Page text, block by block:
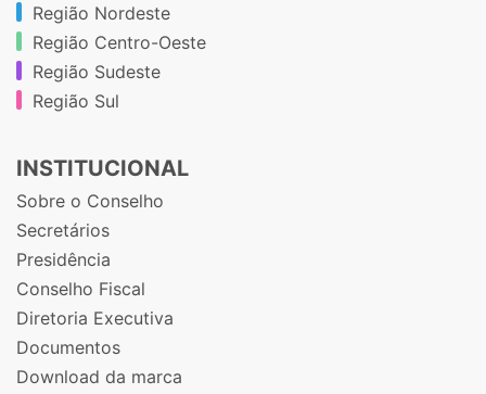
Região Nordeste
Região Centro-Oeste
Região Sudeste
Região Sul
INSTITUCIONAL
Sobre o Conselho
Secretários
Presidência
Conselho Fiscal
Diretoria Executiva
Documentos
Download da marca